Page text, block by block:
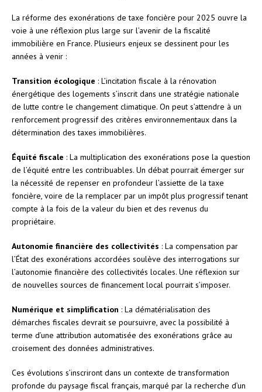
La réforme des exonérations de taxe foncière pour 2025 ouvre la
voie à une réflexion plus large sur l’avenir de la fiscalité
immobilière en France. Plusieurs enjeux se dessinent pour les
années à venir :
Transition écologique : L’incitation fiscale à la rénovation
énergétique des logements s’inscrit dans une stratégie nationale
de lutte contre le changement climatique. On peut s’attendre à un
renforcement progressif des critères environnementaux dans la
détermination des taxes immobilières.
Équité fiscale : La multiplication des exonérations pose la question
de l’équité entre les contribuables. Un débat pourrait émerger sur
la nécessité de repenser en profondeur l’assiette de la taxe
foncière, voire de la remplacer par un impôt plus progressif tenant
compte à la fois de la valeur du bien et des revenus du
propriétaire.
Autonomie financière des collectivités : La compensation par
l’État des exonérations accordées soulève des interrogations sur
l’autonomie financière des collectivités locales. Une réflexion sur
de nouvelles sources de financement local pourrait s’imposer.
Numérique et simplification : La dématérialisation des
démarches fiscales devrait se poursuivre, avec la possibilité à
terme d’une attribution automatisée des exonérations grâce au
croisement des données administratives.
Ces évolutions s’inscriront dans un contexte de transformation
profonde du paysage fiscal français, marqué par la recherche d’un